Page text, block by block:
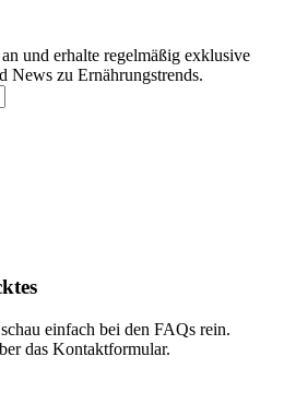
und erhalte regelmäßig exklusive
News zu Ernährungstrends.
einfach bei den FAQs rein.
das Kontaktformular.